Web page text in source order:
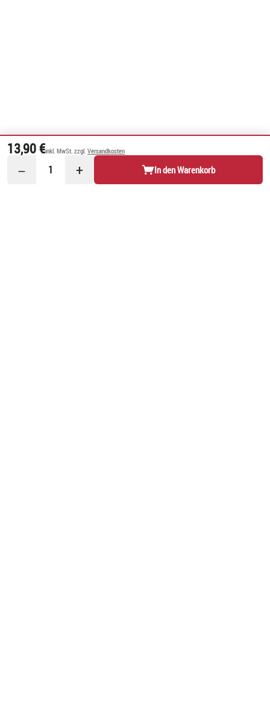
13,90 €inkl. MwSt. zzgl. Versandkosten
− 1 + In den Warenkorb